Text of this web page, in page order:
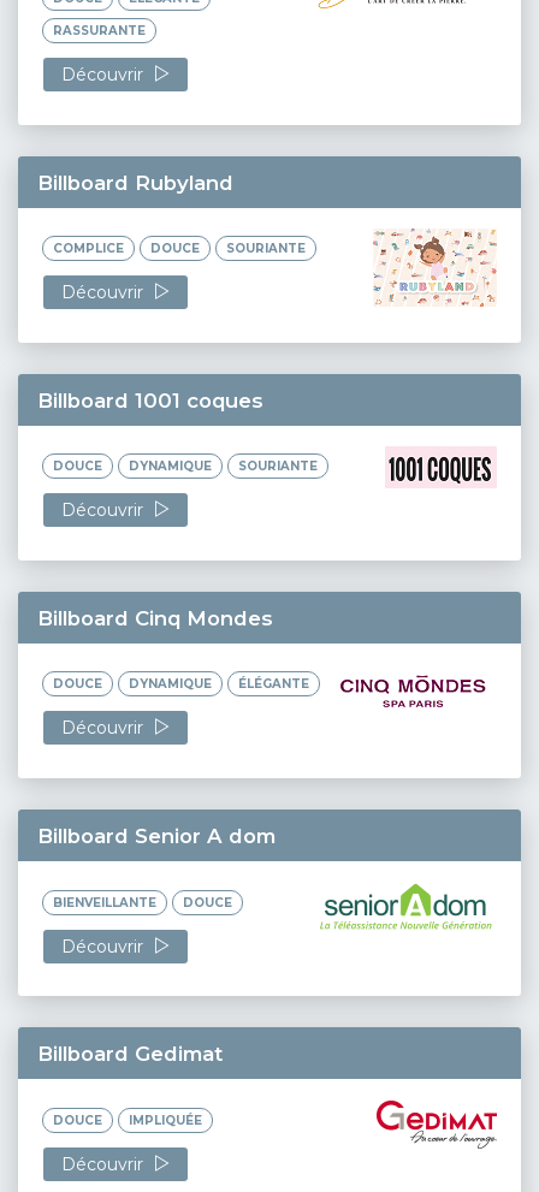
RASSURANTE
Découvrir
Billboard Rubyland
COMPLICE DOUCE SOURIANTE
Découvrir
Billboard 1001 coques
DOUCE DYNAMIQUE SOURIANTE
Découvrir
Billboard Cinq Mondes
DOUCE DYNAMIQUE ÉLÉGANTE
Découvrir
Billboard Senior A dom
BIENVEILLANTE DOUCE
Découvrir
Billboard Gedimat
DOUCE IMPLIQUÉE
Découvrir